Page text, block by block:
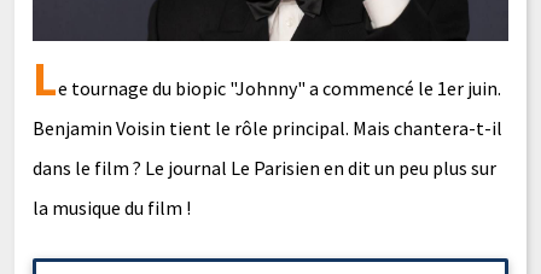
Le tournage du biopic "Johnny" a commencé le 1er juin.
Benjamin Voisin tient le rôle principal. Mais chantera-t-il
dans le film ? Le journal Le Parisien en dit un peu plus sur
la musique du film !